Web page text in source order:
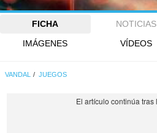
FICHA NOTICIAS
IMÁGENES
VÍDEOS
VANDAL JUEGOS